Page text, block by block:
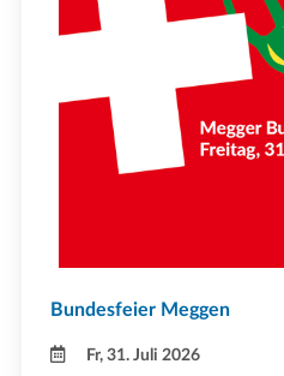
Bundesfeier Meggen
Fr, 31. Juli 2026